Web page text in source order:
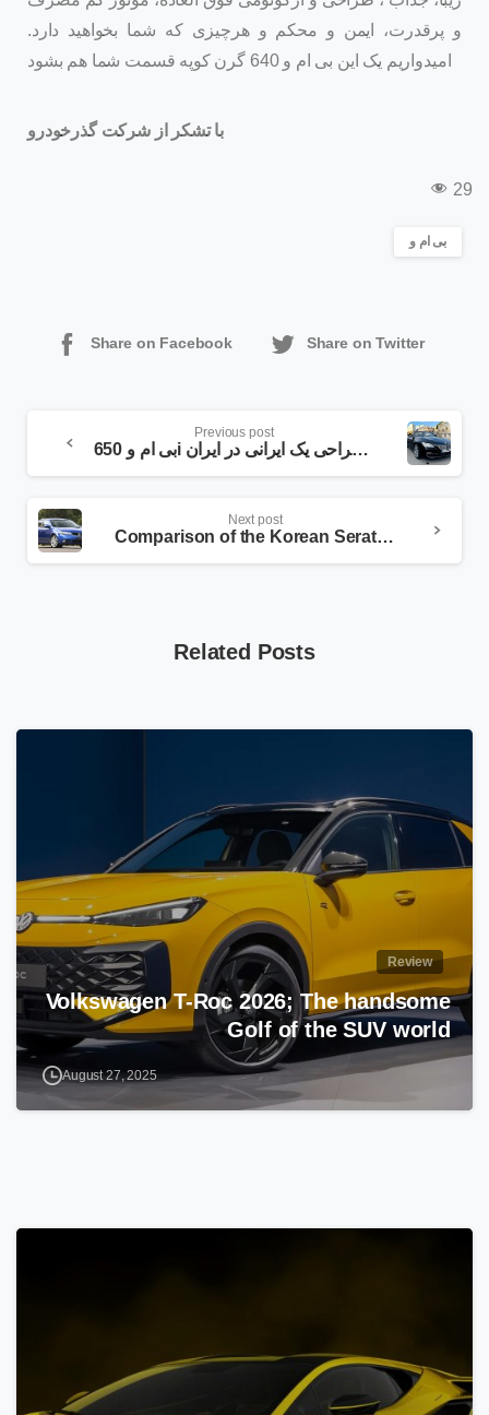
و پرقدرت، ایمن و محکم و هرچیزی که شما بخواهید دارد.
امیدواریم یک این بی ام و 640 گرن کوپه قسمت شما هم بشود
با تشکر از شرکت گذرخودرو
29
بی ام و
Share on Facebook Share on Twitter
Previous post
بی ام و 650i با طراحی یک ایرانی در ایران!
Next post
Comparison of the Korean Serato with the assembled version
Related Posts
Review
Volkswagen T-Roc 2026; The handsome
Golf of the SUV world
August 27, 2025